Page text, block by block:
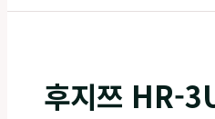
후지쯔 HR-